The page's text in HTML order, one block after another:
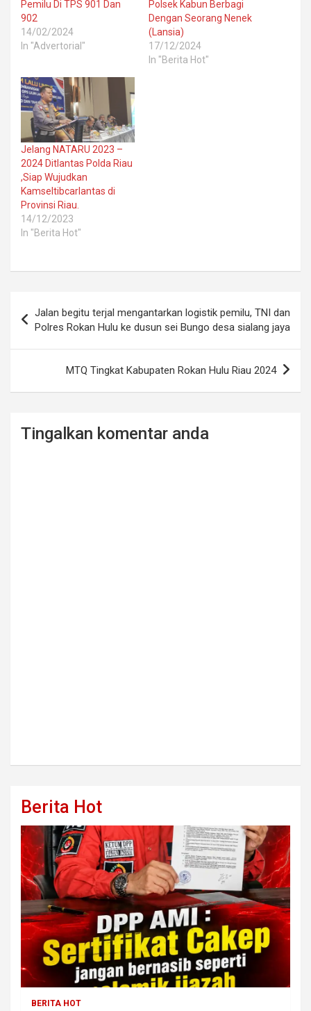
Pemilu Di TPS 901 Dan
902
14/02/2024
In "Advertorial"
Polsek Kabun Berbagi
Dengan Seorang Nenek
(Lansia)
17/12/2024
In "Berita Hot"
Jelang NATARU 2023 –
2024 Ditlantas Polda Riau
,Siap Wujudkan
Kamseltibcarlantas di
Provinsi Riau.
14/12/2023
In "Berita Hot"
navigation
Jalan begitu terjal mengantarkan logistik pemilu, TNI dan
Polres Rokan Hulu ke dusun sei Bungo desa sialang jaya
MTQ Tingkat Kabupaten Rokan Hulu Riau 2024
Tingalkan komentar anda
Berita Hot
BERITA HOT